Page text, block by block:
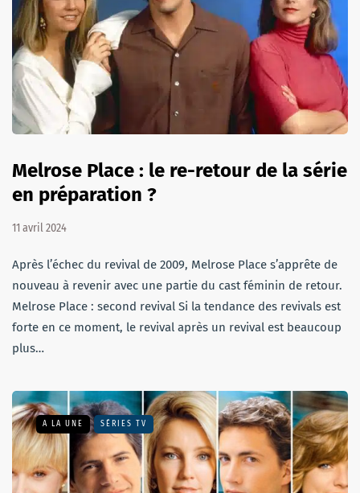
Melrose Place : le re-retour de la série
en préparation ?
11 avril 2024
Après l’échec du revival de 2009, Melrose Place s’apprête de
nouveau à revenir avec une partie du cast féminin de retour.
Melrose Place : second revival Si la tendance des revivals est
forte en ce moment, le revival après un revival est beaucoup
plus…
A LA UNE SÉRIES TV